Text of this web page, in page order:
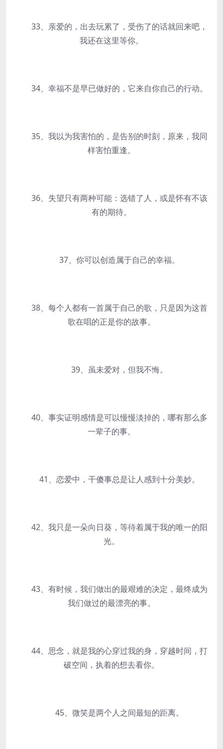
33、亲爱的，出去玩累了，受伤了的话就回来吧，
我还在这里等你。
34、幸福不是早已做好的，它来自你自己的行动。
35、我以为我害怕的，是告别的时刻，原来，我同
样害怕重逢。
36、失望只有两种可能：选错了人，或是怀有不该
有的期待。
37、你可以创造属于自己的幸福。
38、每个人都有一首属于自己的歌，只是因为这首
歌在唱的正是你的故事。
39、虽未爱对，但我不悔。
40、事实证明感情是可以慢慢淡掉的，哪有那么多
一辈子的事。
41、恋爱中，干傻事总是让人感到十分美妙。
42、我只是一朵向日葵，等待着属于我的唯一的阳
光。
43、有时候，我们做出的最艰难的决定，最终成为
我们做过的最漂亮的事。
44、思念，就是我的心穿过我的身，穿越时间，打
破空间，执着的想去看你。
45、微笑是两个人之间最短的距离。